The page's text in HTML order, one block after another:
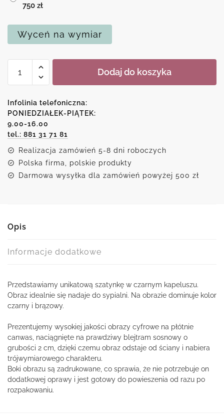
750 zł
Wyceń na wymiar
Szatynka
czarnym
kapeluszu
-
obraz
Dodaj do koszyka
Infolinia telefoniczna:
PONIEDZIAŁEK-PIĄTEK:
9.00-16.00
tel.: 881 31 71 81
Realizacja zamówień 5-8 dni roboczych
Polska firma, polskie produkty
Darmowa wysyłka dla zamówień powyżej 500 zł
Opis
Informacje dodatkowe
Przedstawiamy unikatową szatynkę w czarnym kapeluszu.
Obraz idealnie się nadaje do sypialni. Na obrazie dominuje kolor
czarny i brązowy.
Prezentujemy wysokiej jakości obrazy cyfrowe na płótnie
canwas, naciągnięte na prawdziwy blejtram sosnowy o
grubości 2 cm, dzięki czemu obraz odstaje od ściany i nabiera
trójwymiarowego charakteru.
Boki obrazu są zadrukowane, co sprawia, że nie potrzebuje on
dodatkowej oprawy i jest gotowy do powieszenia od razu po
rozpakowaniu.